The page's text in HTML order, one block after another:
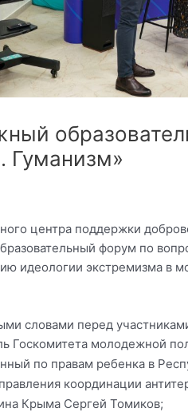
Гуманизм»
центра поддержки
форум по
идеологии экстремизма в
словами перед
Госкомитета молодежной
по правам ребенка в
координации
Крыма Сергей Томиков;